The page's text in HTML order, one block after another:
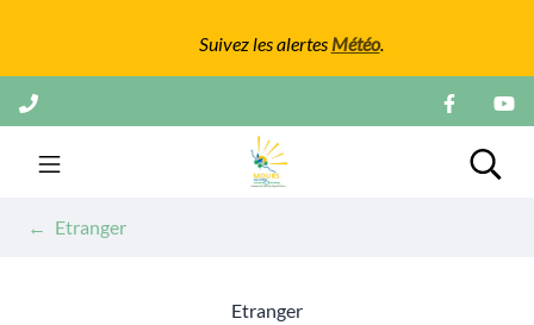
Suivez les alertes Météo.
Aller
au
contenu
Mairie de Mours
Etranger
Etranger